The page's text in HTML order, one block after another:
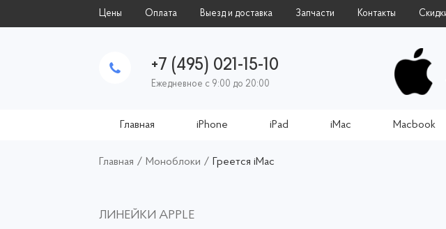
Цены Оплата Выезд и доставка Запчасти Контакты
+7 (495) 021-15-10
Ежедневное с 9:00 до 20:00
Главная iPhone iPad iMac Macbook
Главная / Моноблоки / Греется iMac
ЛИНЕЙКИ APPLE